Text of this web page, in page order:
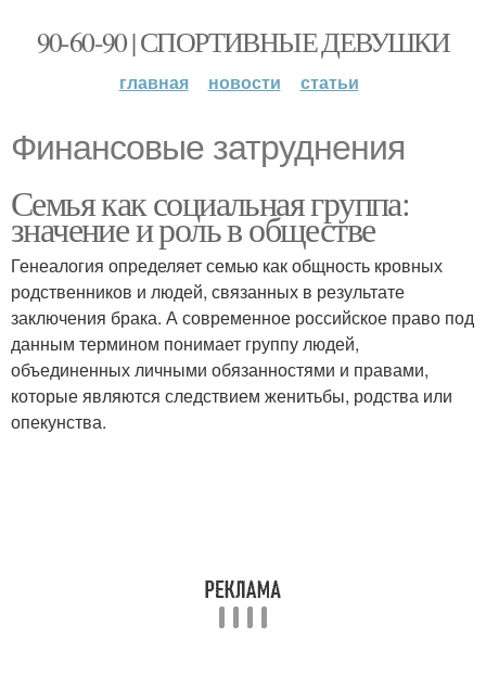
90-60-90 | СПОРТИВНЫЕ ДЕВУШКИ
главная новости статьи
Финансовые затруднения
Семья как социальная группа:
значение и роль в обществе
Генеалогия определяет семью как общность кровных
родственников и людей, связанных в результате
заключения брака. А современное российское право под
данным термином понимает группу людей,
объединенных личными обязанностями и правами,
которые являются следствием женитьбы, родства или
опекунства.